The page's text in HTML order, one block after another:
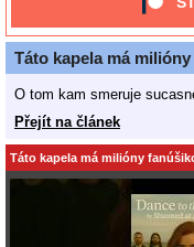
Táto kapela má
O tom kam smeruje
Přejít na článek
Táto kapela má milióny